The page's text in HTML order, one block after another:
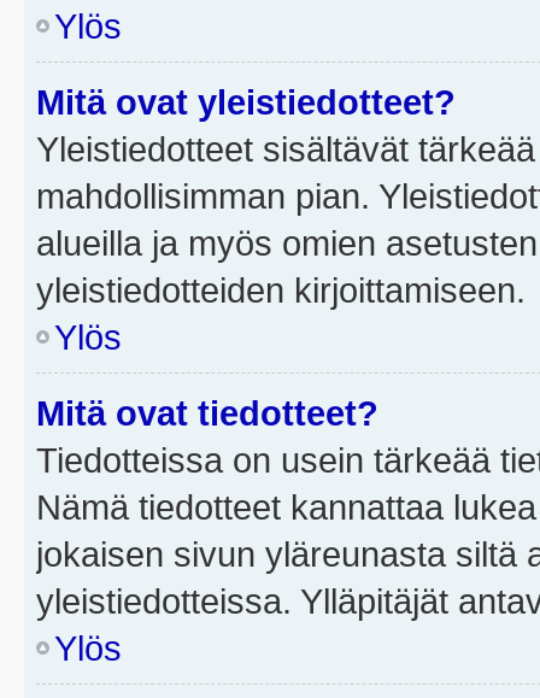
Ylös
Mitä ovat yleistiedotteet?
Yleistiedotteet sisältävät
mahdollisimman pian.
alueilla ja myös omien
yleistiedotteiden kirjoittamiseen.
Ylös
Mitä ovat tiedotteet?
Tiedotteissa on usein tärkeää
Nämä tiedotteet kannattaa
jokaisen sivun yläreunasta siltä
yleistiedotteissa. Ylläpitäjät
Ylös